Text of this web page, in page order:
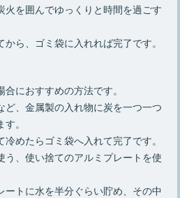
火を囲んでゆっくりと時間を過ごす
ら、ゴミ袋に入れれば完了です。
におすすめの方法です。
、金属製の入れ物に炭を一つ一つ
。
めたらゴミ袋へ入れて完了です。
う、使い捨てのアルミプレートを使
トに水を半分ぐらい貯め、その中